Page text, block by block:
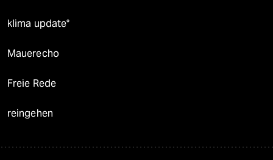
klima update°
Mauerecho
Freie Rede
reingehen